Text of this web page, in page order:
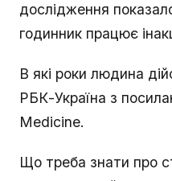
дослідження
годинник працює
В які роки людина
РБК-Україна з
Medicine.
Що треба знати про